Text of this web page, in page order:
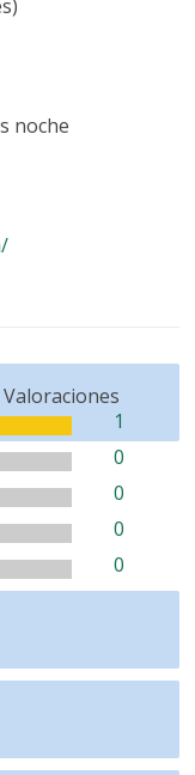
noche
1
0
0
0
0
Valoraciones